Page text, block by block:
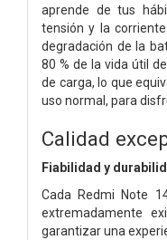
aprende de tus
tensión y la
degradación de la
80 % de la vida útil
de carga, lo que
uso normal, para
Calidad
Fiabilidad y
Cada Redmi Note
extremadamente
garantizar una